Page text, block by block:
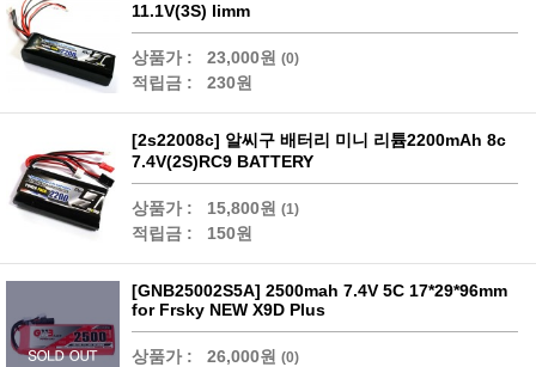
11.1V(3S) limm
상품가 : 23,000원 (0)
적립금 : 230원
[2s22008c] 알씨구 배터리 미니 리튬2200mAh 8c
7.4V(2S)RC9 BATTERY
상품가 : 15,800원 (1)
적립금 : 150원
[GNB25002S5A] 2500mah 7.4V 5C 17*29*96mm
for Frsky NEW X9D Plus
상품가 : 26,000원 (0)